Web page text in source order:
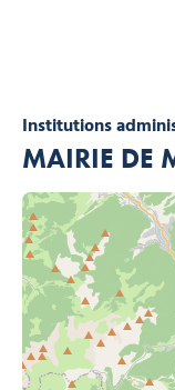
Institutions
MAIRIE DE